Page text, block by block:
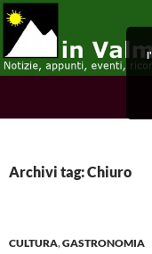
Vai
contenuto
Archivi tag: Chiuro
CULTURA,GASTRONOMIA